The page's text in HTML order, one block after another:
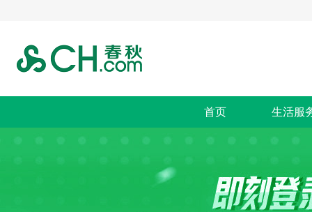
首页 生活服